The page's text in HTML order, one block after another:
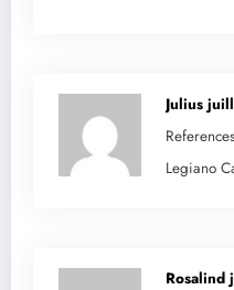
Julius
Legiano
Rosalind